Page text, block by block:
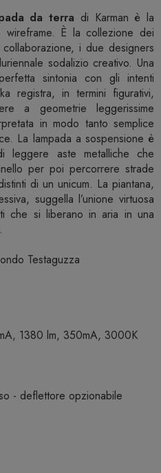
da terra di Karman è la
wireframe. È la collezione dei
i due designers
sodalizio creativo. Una
sintonia con gli intenti
registra, in termini figurativi,
a geometrie leggerissime
in modo tanto semplice
La lampada a sospensione è
leggere aste metalliche che
per poi percorrere strade
di un unicum. La piantana,
suggella l’unione virtuosa
che si liberano in aria in una
Testaguzza
1380 lm, 350mA, 3000K
- deflettore opzionabile